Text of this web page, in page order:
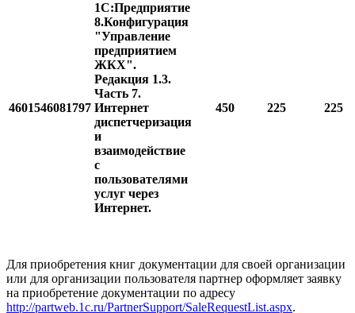
4601546081797
1С:Предприятие
8.Конфигурация
"Управление
предприятием
ЖКХ".
Редакция 1.3.
Часть 7.
Интернет
диспетчеризация
и
взаимодействие
с
пользователями
услуг через
Интернет.
450 225 225
Для приобретения книг документации для своей организации
или для организации пользователя партнер оформляет заявку
на приобретение документации по адресу
http://partweb.1c.ru/PartnerSupport/SaleRequestList.aspx.